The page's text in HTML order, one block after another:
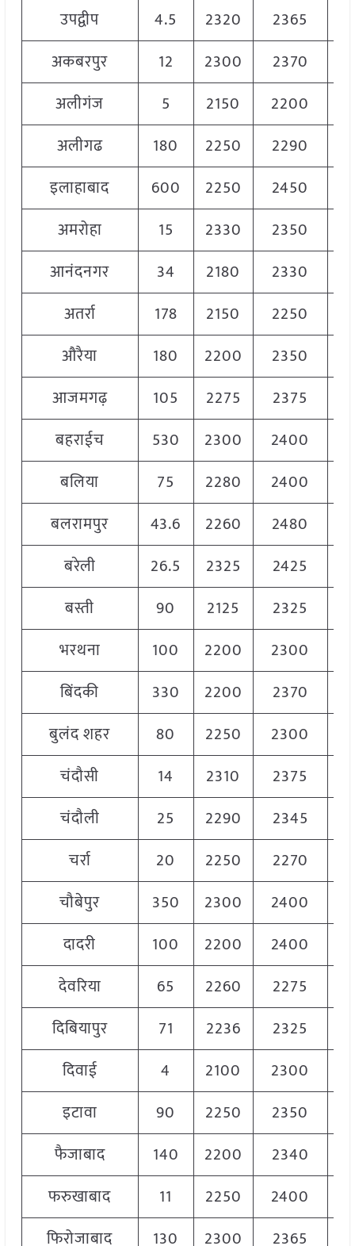
उपद्वीप 4.5 2320 2365
अकबरपुर
12 2300 2370
अलीगंज
5 2150 2200
अलीगढ
180 2250 2290
इलाहाबाद
600 2250 2450
अमरोहा
15 2330 2350
आनंदनगर
34 2180 2330
अतर्रा
178 2150 2250
औरैया
180 2200 2350
आजमगढ़
105 2275 2375
बहराईच
530 2300 2400
बलिया
75 2280 2400
बलरामपुर
43.6 2260 2480
बरेली
26.5 2325 2425
बस्ती
90 2125 2325
भरथना
100 2200 2300
बिंदकी
330 2200 2370
बुलंद शहर
80 2250 2300
चंदौसी
14 2310 2375
चंदौली
25 2290 2345
चर्रा
20 2250 2270
चौबेपुर
350 2300 2400
दादरी
100 2200 2400
देवरिया
65 2260 2275
दिबियापुर
71 2236 2325
दिवाई
4 2100 2300
इटावा
90 2250 2350
फैजाबाद
140 2200 2340
फरुखाबाद
11 2250 2400
फिरोजाबाद
130 2300 2365